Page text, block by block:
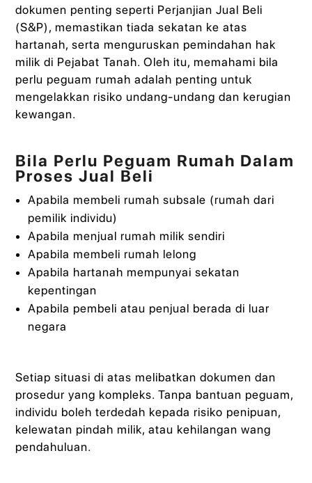
dokumen penting seperti Perjanjian Jual Beli
(S&P), memastikan tiada sekatan ke atas
hartanah, serta menguruskan pemindahan hak
milik di Pejabat Tanah. Oleh itu, memahami bila
perlu peguam rumah adalah penting untuk
mengelakkan risiko undang-undang dan kerugian
kewangan.
Bila Perlu Peguam Rumah Dalam
Proses Jual Beli
Apabila membeli rumah subsale (rumah dari
pemilik individu)
Apabila menjual rumah milik sendiri
Apabila membeli rumah lelong
Apabila hartanah mempunyai sekatan
kepentingan
Apabila pembeli atau penjual berada di luar
negara
Setiap situasi di atas melibatkan dokumen dan
prosedur yang kompleks. Tanpa bantuan peguam,
individu boleh terdedah kepada risiko penipuan,
kelewatan pindah milik, atau kehilangan wang
pendahuluan.